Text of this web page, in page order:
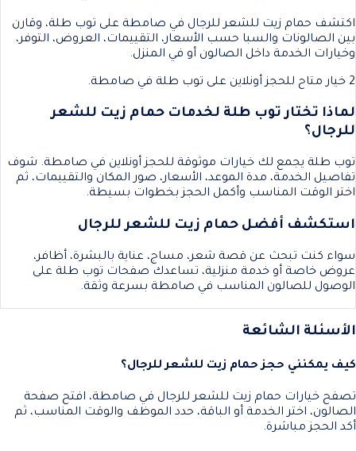
اكتشف حمام زيت للشعر للرجال في صامطة على توب طلة، وقارن
بين الصالونات والسبا حسب الأسعار، التقييمات، العروض، التوفر،
وخيارات الخدمة داخل الصالون أو في المنزل.
2 خيار متاح للحجز أونلاين على توب طلة في صامطة.
لماذا تختار توب طلة لخدمات حمام زيت للشعر
للرجال؟
توب طلة يجمع لك خيارات موثوقة للحجز أونلاين في صامطة. شوف
تفاصيل الخدمة، مدة الموعد، الأسعار، صور المكان والتقييمات، ثم
اختر الوقت المناسب وأكمل الحجز بخطوات بسيطة.
استكشف أفضل حمام زيت للشعر للرجال
سواء كنت تبحث عن قصة شعر، مساج، عناية بالبشرة، أظافر،
عروض خاصة أو خدمة منزلية، تساعدك صفحات توب طلة على
الوصول للصالون المناسب في صامطة بسرعة وثقة.
الأسئلة الشائعة
كيف يمكنني حجز حمام زيت للشعر للرجال؟
تصفح خيارات حمام زيت للشعر للرجال في صامطة، افتح صفحة
الصالون، اختر الخدمة أو الباقة، حدد الموظف والوقت المناسب، ثم
أكد الحجز مباشرة.